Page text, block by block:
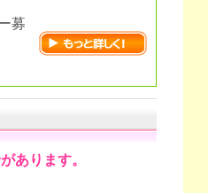
募
あります。